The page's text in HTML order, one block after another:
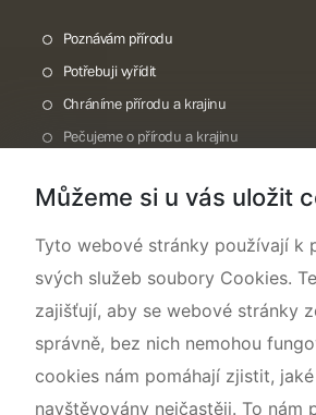
Poznávám přírodu
Potřebuji vyřídit
Chráníme přírodu a krajinu
Pečujeme o přírodu a krajinu
O nás
Můžeme si u vás uložit
Tyto webové stránky používají k
svých služeb soubory Cookies.
zajišťují, aby se webové stránky
správně, bez nich nemohou
cookies nám pomáhají zjistit,
navštěvovány nejčastěji. To nám